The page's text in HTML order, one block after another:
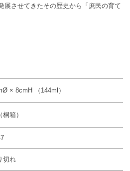
展させてきたその歴史から「庶民の育て
× 8cmH （144ml）
桐箱）
切れ